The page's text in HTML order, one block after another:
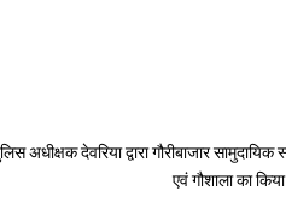
अधीक्षक देवरिया द्वारा गौरीबाजार सामुदायिक
एवं गौशाला का